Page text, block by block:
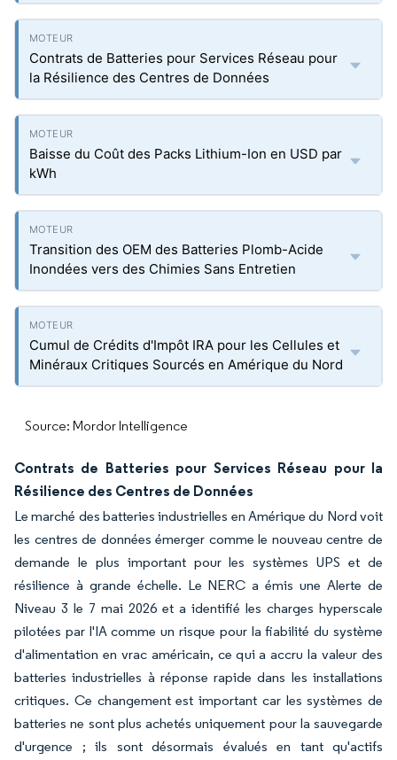
Contrats de Batteries pour Services Réseau pour
la Résilience des Centres de Données
Baisse du Coût des Packs Lithium-Ion en USD par
kWh
Transition des OEM des Batteries Plomb-Acide
Inondées vers des Chimies Sans Entretien
Cumul de Crédits d'Impôt IRA pour les Cellules et
Minéraux Critiques Sourcés en Amérique du Nord
Source: Mordor Intelligence
Contrats de Batteries pour Services Réseau pour la
Résilience des Centres de Données
Le marché des batteries industrielles en Amérique du Nord voit
les centres de données émerger comme le nouveau centre de
demande le plus important pour les systèmes UPS et de
résilience à grande échelle. Le NERC a émis une Alerte de
Niveau 3 le 7 mai 2026 et a identifié les charges hyperscale
pilotées par l'IA comme un risque pour la fiabilité du système
d'alimentation en vrac américain, ce qui a accru la valeur des
batteries industrielles à réponse rapide dans les installations
critiques. Ce changement est important car les systèmes de
batteries ne sont plus achetés uniquement pour la sauvegarde
d'urgence ; ils sont désormais évalués en tant qu'actifs